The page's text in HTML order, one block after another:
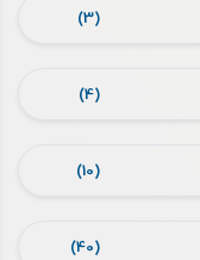
(3)
(4)
(10)
(40)